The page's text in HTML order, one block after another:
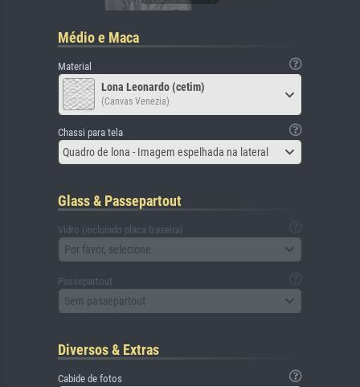
Médio e Maca
Material
Lona Leonardo (cetim)
(Canvas Venezia)
Chassi para tela
Quadro de lona - Imagem espelhada na lateral
Glass & Passepartout
Vidro (incluindo placa traseira)
Por favor, selecione
Passepartout
Sem passepartout
Diversos & Extras
Cabide de fotos